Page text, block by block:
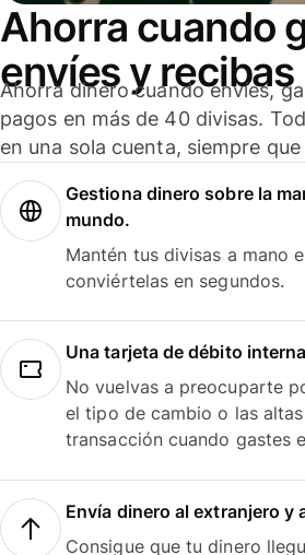
Ahorra cuando
envíes y
Ahorra dinero cuando envíes,
pagos en más de 40 divisas.
en una sola cuenta, siempre
Gestiona dinero sobre la
mundo.
Mantén tus divisas a mano
conviértelas en segundos.
Una tarjeta de débito
No vuelvas a preocuparte
el tipo de cambio o las
transacción cuando gastes
Envía dinero al extranjero y
Consigue que tu dinero